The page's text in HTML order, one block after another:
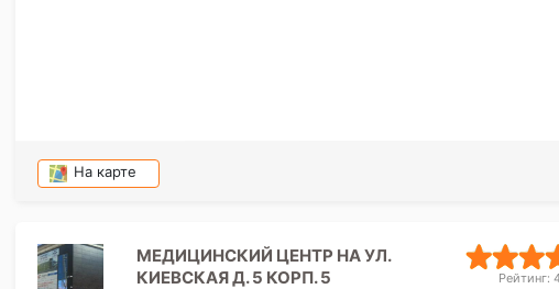
На карте
МЕДИЦИНСКИЙ ЦЕНТР НА УЛ.
КИЕВСКАЯ Д. 5 КОРП. 5
Рейтинг: